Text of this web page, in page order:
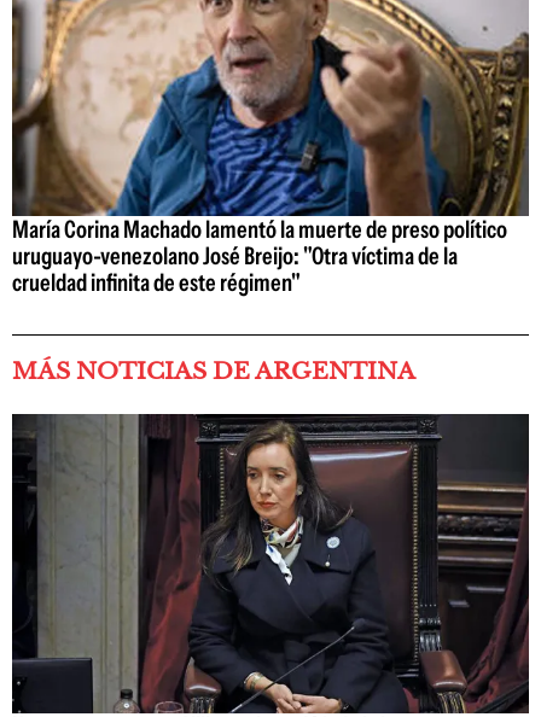
María Corina Machado lamentó la muerte de preso político
uruguayo-venezolano José Breijo: "Otra víctima de la
crueldad infinita de este régimen"
MÁS NOTICIAS DE ARGENTINA